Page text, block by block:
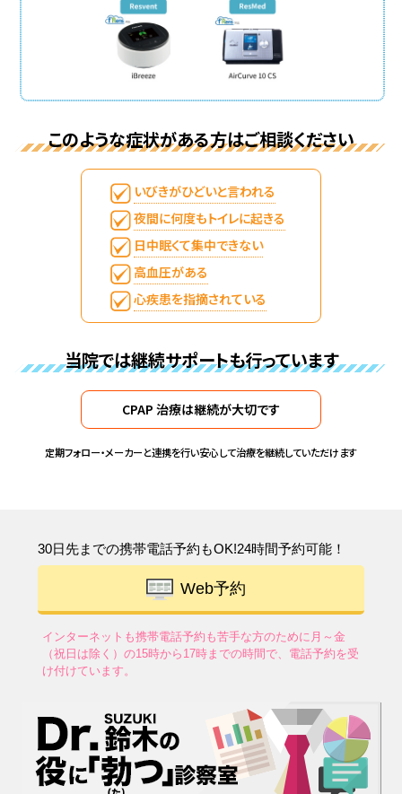
このような症状がある方はご相談ください
いびきがひどいと言われる
夜間に何度もトイレに起きる
日中眠くて集中できない
高血圧がある
心疾患を指摘されている
当院では継続サポートも行っています
CPAP 治療は継続が大切です
定期フォロー・メーカーと連携を行い安心して治療を継続していただけます
30日先までの携帯電話予約もOK!24時間予約可能！
Web予約
インターネットも携帯電話予約も苦手な方のために 月～金
（祝日は除く）の15時から17時までの時間で、電話予約を受
け付けています。